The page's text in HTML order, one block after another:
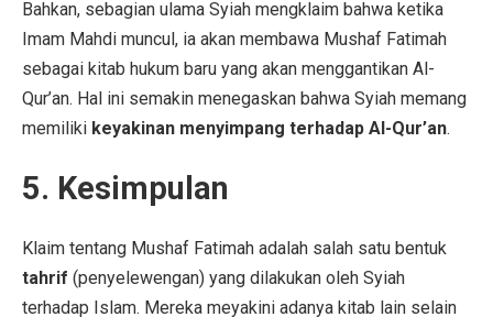
Bahkan, sebagian ulama Syiah mengklaim bahwa ketika
Imam Mahdi muncul, ia akan membawa Mushaf Fatimah
sebagai kitab hukum baru yang akan menggantikan Al-
Qur’an. Hal ini semakin menegaskan bahwa Syiah memang
memiliki keyakinan menyimpang terhadap Al-Qur’an.
5. Kesimpulan
Klaim tentang Mushaf Fatimah adalah salah satu bentuk
tahrif (penyelewengan) yang dilakukan oleh Syiah
terhadap Islam. Mereka meyakini adanya kitab lain selain